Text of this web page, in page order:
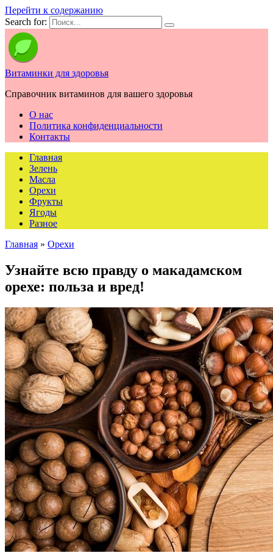
Перейти к содержанию
Search for:
Витаминки для здоровья
Справочник витаминов для вашего здоровья
О нас
Политика конфиденциальности
Контакты
Главная
Зелень
Масла
Орехи
Фрукты
Ягоды
Разное
Главная » Орехи
Узнайте всю правду о макадамском
орехе: польза и вред!